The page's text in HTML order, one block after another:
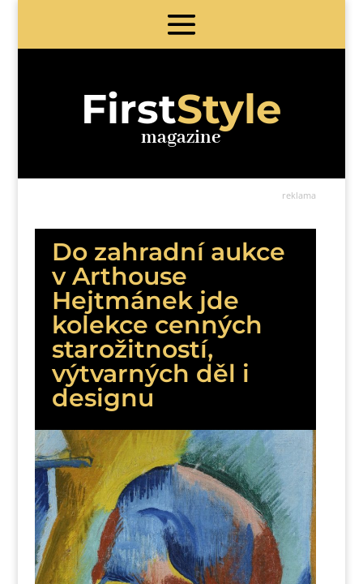
FirstStyle
magazine
reklama
Do zahradní aukce
v Arthouse
Hejtmánek jde
kolekce cenných
starožitností,
výtvarných děl i
designu